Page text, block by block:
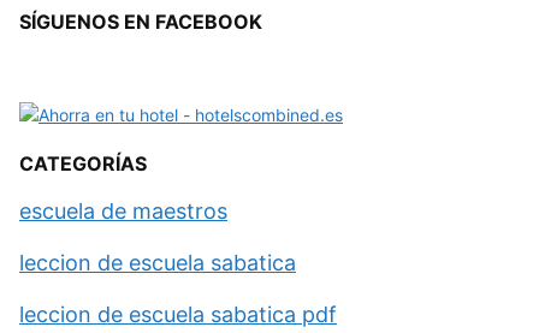
SÍGUENOS EN FACEBOOK
CATEGORÍAS
escuela de maestros
leccion de escuela sabatica
leccion de escuela sabatica pdf